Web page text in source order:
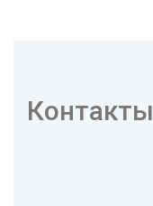
Контакты